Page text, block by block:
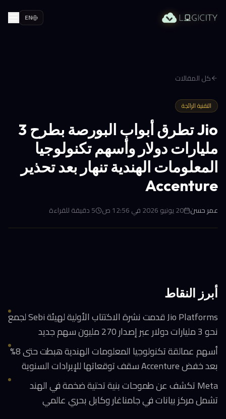
EN
كل المقالات
التقنية الرائجة
Jio تطرق أبواب البورصة بطرح 3
مليارات دولار وأسهم تكنولوجيا
المعلومات الهندية تنهار بعد تحذير
Accenture
عمر حسن 20 يونيو 2026 في 12:56 ص 5دقيقة للقراءة
أبرز النقاط
Jio Platforms قدمت نشرة الاكتتاب الأولية لهيئة Sebi لجمع
نحو 3 مليارات دولار عبر إصدار 270 مليون سهم جديد
أسهم عمالقة تكنولوجيا المعلومات الهندية هبطت حتى 8%
بعد خفض Accenture سقف توقعاتها للإيرادات السنوية
Meta تكشف عن طموحات بنية تحتية ضخمة في الهند
تشمل مركز بيانات في جامناغار وكابل بحري عالمي